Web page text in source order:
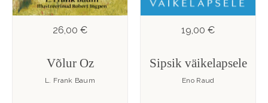
26,00 €
Võlur Oz
L. Frank Baum
19,00 €
Sipsik väikelapsele
Eno Raud